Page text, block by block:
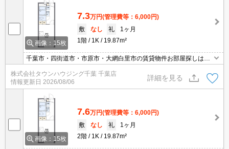
画像：15枚
7.3万円(管理費等：6,000円)
敷
なし 礼
1ヶ月
1階
1K 19.87m²
千葉市・四街道市・市原市・大網白里市の賃貸物件お部屋探しはタ
ウンハウジング稲毛店にお任せ下さい！
株式会社タウンハウジング千葉 千葉店
情報更新日 2026/08/06
詳細を見る
画像：15枚
7.6万円(管理費等：6,000円)
敷
なし 礼
1ヶ月
2階
1K 19.87m²